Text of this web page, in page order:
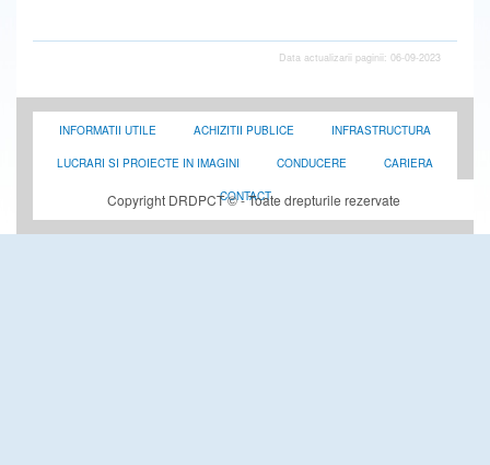
Data actualizarii paginii: 06-09-2023
INFORMATII UTILE ACHIZITII PUBLICE INFRASTRUCTURA
LUCRARI SI PROIECTE IN IMAGINI CONDUCERE CARIERA
CONTACT
Copyright DRDPCT © - Toate drepturile rezervate